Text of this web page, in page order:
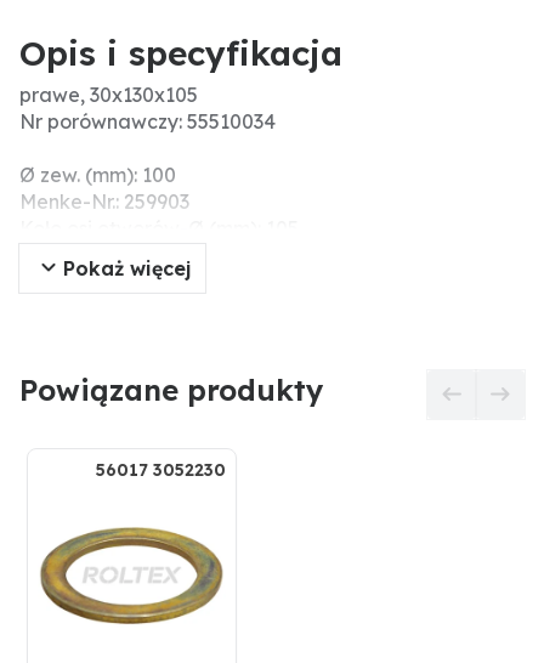
Opis i specyfikacja
prawe, 30x130x105
Nr porównawczy: 55510034
Ø zew. (mm): 100
Menke-Nr.: 259903
Gwint: M24x1,5
Pokaż więcej
Powiązane produkty
56017 3052230